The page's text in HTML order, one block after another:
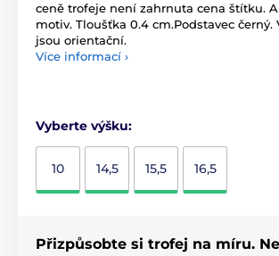
ceně trofeje není zahrnuta cena štítku.
motiv. Tloušťka 0.4 cm.Podstavec černý.
jsou orientační.
Více informací ›
Vyberte výšku:
10 14,5 15,5 16,5
Přizpůsobte si trofej na míru.